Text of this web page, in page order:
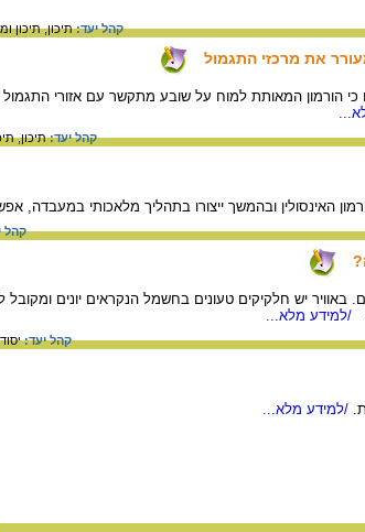
קהל יעד:תיכון,תיכון
את מרכזי התגמול
כי הורמון המאותת למוח על שובע מתקשר עם אזורי
קהל יעד:תיכון,
האינסולין ובהמשך ייצורו בתהליך מלאכותי במעבדה,
קהל
יש חלקיקים טעונים בחשמל הנקראים יונים
/למידע מלא...
קהל יעד:
/למידע מלא...